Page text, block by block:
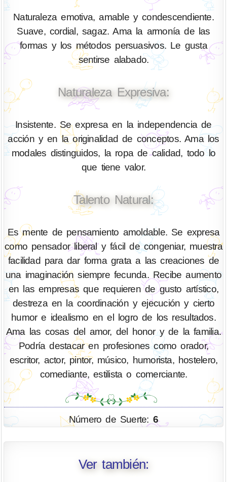
Naturaleza emotiva, amable y condescendiente.
Suave, cordial, sagaz. Ama la armonía de las
formas y los métodos persuasivos. Le gusta
sentirse alabado.
Naturaleza Expresiva:
Insistente. Se expresa en la independencia de
acción y en la originalidad de conceptos. Ama los
modales distinguidos, la ropa de calidad, todo lo
que tiene valor.
Talento Natural:
Es mente de pensamiento amoldable. Se expresa
como pensador liberal y fácil de congeniar, muestra
facilidad para dar forma grata a las creaciones de
una imaginación siempre fecunda. Recibe aumento
en las empresas que requieren de gusto artístico,
destreza en la coordinación y ejecución y cierto
humor e idealismo en el logro de los resultados.
Ama las cosas del amor, del honor y de la familia.
Podría destacar en profesiones como orador,
escritor, actor, pintor, músico, humorista, hostelero,
comediante, estilista o comerciante.
Número de Suerte: 6
Ver también: